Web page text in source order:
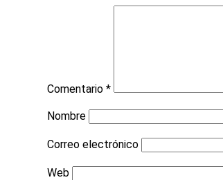
Comentario *
Nombre
Correo electrónico
Web